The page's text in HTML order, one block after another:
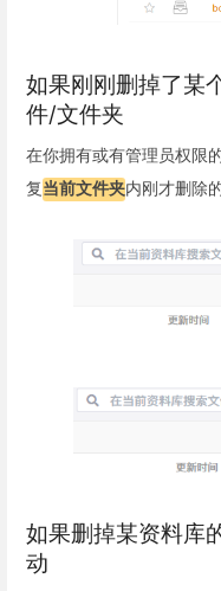
如果刚刚删掉了某
件/文件夹
在你拥有或有管理员权限
复当前文件夹内刚才删除
如果删掉某资料库
动